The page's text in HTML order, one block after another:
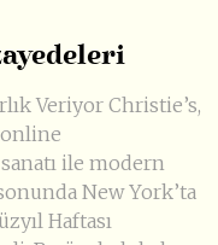
Veriyor Christie’s,
ile modern
New York’ta
Haftası